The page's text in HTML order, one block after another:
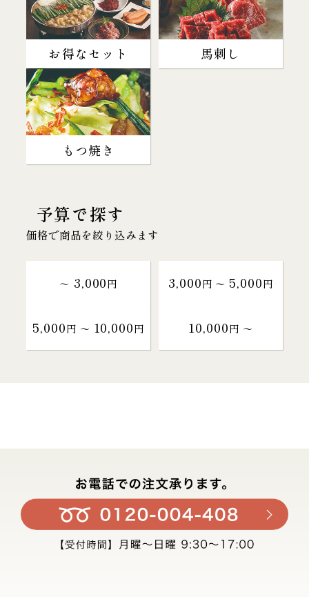
お得なセット 馬刺し
もつ焼き
予算で探す
価格で商品を絞り込みます
～ 3,000円 3,000円 〜 5,000円
5,000円 〜 10,000円 10,000円 〜